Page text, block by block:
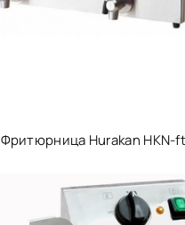
Фритюрница Hurakan HKN-